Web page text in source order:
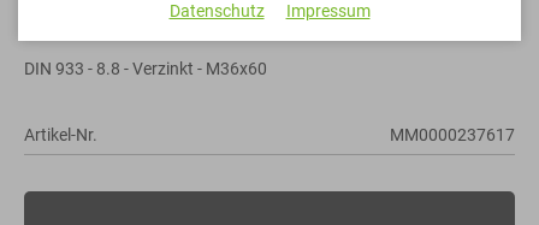
Sechskantschrauben
DIN 933 - 8.8 - Verzinkt - M36x60
Artikel-Nr. MM0000237617
Datenschutz Impressum